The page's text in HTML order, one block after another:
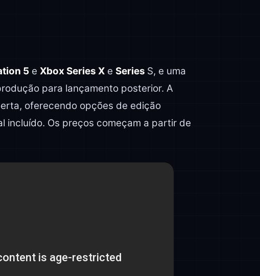
5 e Xbox Series X e Series S, e uma
para lançamento posterior. A
oferecendo opções de edição
incluído. Os preços começam a partir de